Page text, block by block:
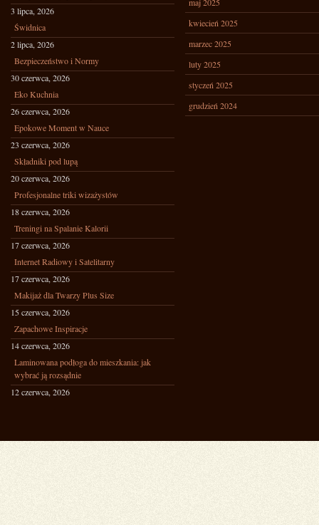
3 lipca, 2026
Świdnica
2 lipca, 2026
Bezpieczeństwo i Normy
30 czerwca, 2026
Eko Kuchnia
26 czerwca, 2026
Epokowe Moment w Nauce
23 czerwca, 2026
Składniki pod lupą
20 czerwca, 2026
Profesjonalne triki wizażystów
18 czerwca, 2026
Treningi na Spalanie Kalorii
17 czerwca, 2026
Internet Radiowy i Satelitarny
17 czerwca, 2026
Makijaż dla Twarzy Plus Size
15 czerwca, 2026
Zapachowe Inspiracje
14 czerwca, 2026
Laminowana podłoga do mieszkania: jak
wybrać ją rozsądnie
12 czerwca, 2026
kwiecień 2025
marzec 2025
luty 2025
styczeń 2025
grudzień 2024